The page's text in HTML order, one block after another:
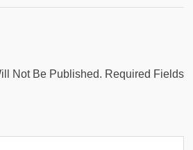
Not Be Published. Required Fields